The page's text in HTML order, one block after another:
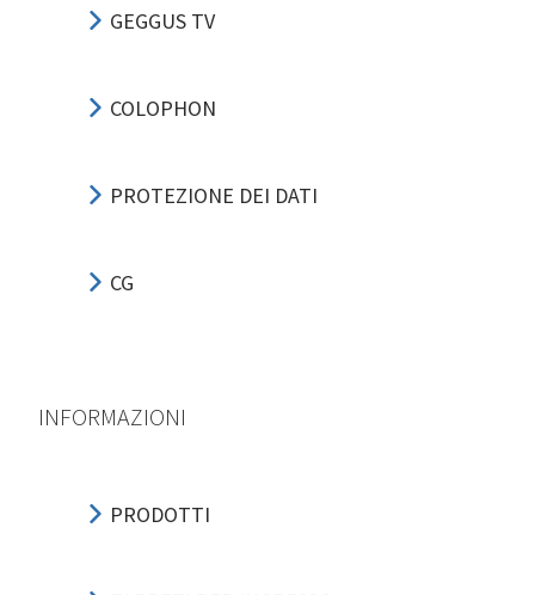
GEGGUS TV
COLOPHON
PROTEZIONE DEI DATI
CG
INFORMAZIONI
PRODOTTI